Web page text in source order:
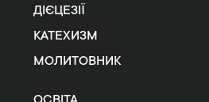
ДІЄЦЕЗІЇ
КАТЕХИЗМ
МОЛИТОВНИК